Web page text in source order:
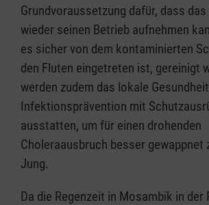
Grundvoraussetzung dafür, dass
wieder seinen Betrieb aufnehmen
es sicher von dem kontaminierten
den Fluten eingetreten ist, gereinigt
werden zudem das lokale
Infektionsprävention mit
ausstatten, um für einen drohenden
Choleraausbruch besser gewappnet
Jung.
Da die Regenzeit in Mosambik in der